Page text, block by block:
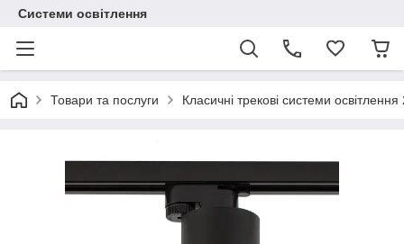
Системи освітлення
Товари та послуги Класичні трекові системи